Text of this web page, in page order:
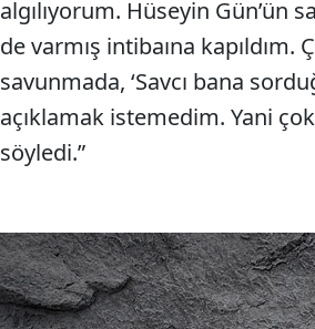
algılıyorum. Hüseyin Gün’ün
de varmış intibaına kapıldım.
savunmada, ‘Savcı bana
açıklamak istemedim. Yani
söyledi.”